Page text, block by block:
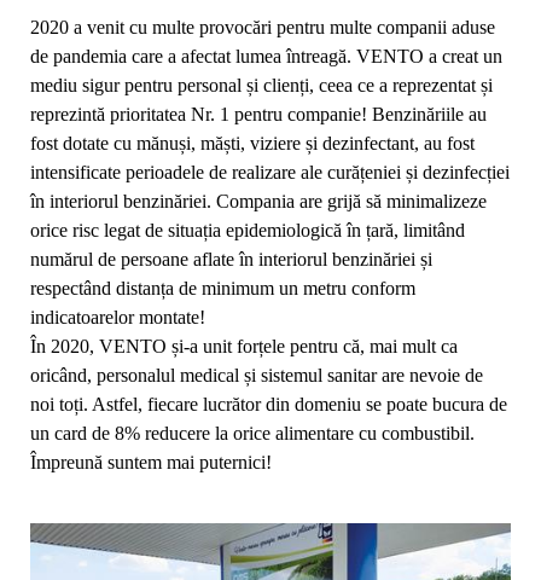
2020 a venit cu multe provocări pentru multe companii aduse
de pandemia care a afectat lumea întreagă. VENTO a creat un
mediu sigur pentru personal și clienți, ceea ce a reprezentat și
reprezintă prioritatea Nr. 1 pentru companie! Benzinăriile au
fost dotate cu mănuși, măști, viziere și dezinfectant, au fost
intensificate perioadele de realizare ale curățeniei și dezinfecției
în interiorul benzinăriei. Compania are grijă să minimalizeze
orice risc legat de situația epidemiologică în țară, limitând
numărul de persoane aflate în interiorul benzinăriei și
respectând distanța de minimum un metru conform
indicatoarelor montate!
În 2020, VENTO și-a unit forțele pentru că, mai mult ca
oricând, personalul medical și sistemul sanitar are nevoie de
noi toți. Astfel, fiecare lucrător din domeniu se poate bucura de
un card de 8% reducere la orice alimentare cu combustibil.
Împreună suntem mai puternici!